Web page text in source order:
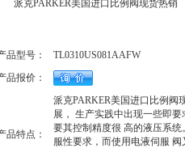
派克PARKER美国进口比例阀现货热销
品型号：
TL0310US081AAFW
品报价：
品特点：
派克PARKER美国进口比例阀
展， 生产实践中出现一些即
要其控制精度很 高的液压系
服性要求，而使用电液伺服